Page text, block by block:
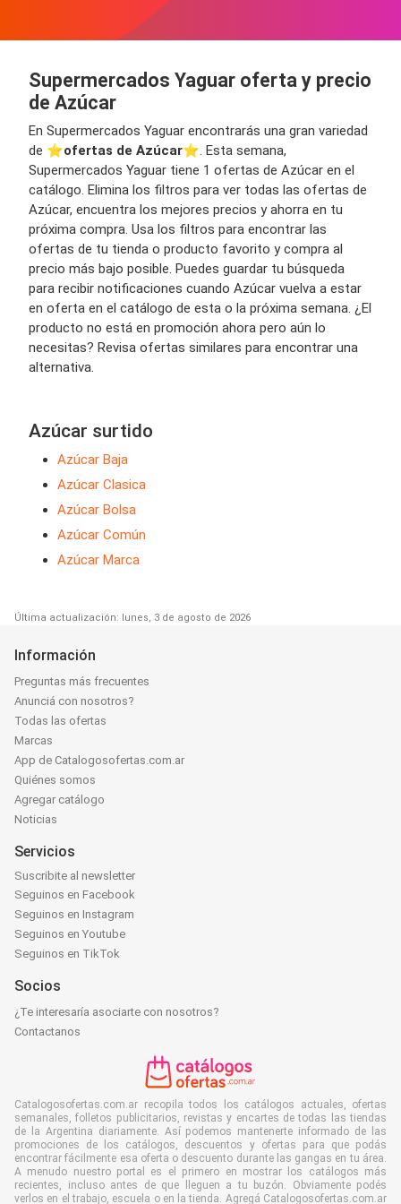
Supermercados Yaguar oferta y precio
de Azúcar
En Supermercados Yaguar encontrarás una gran variedad
de ⭐️ofertas de Azúcar⭐️. Esta semana,
Supermercados Yaguar tiene 1 ofertas de Azúcar en el
catálogo. Elimina los filtros para ver todas las ofertas de
Azúcar, encuentra los mejores precios y ahorra en tu
próxima compra. Usa los filtros para encontrar las
ofertas de tu tienda o producto favorito y compra al
precio más bajo posible. Puedes guardar tu búsqueda
para recibir notificaciones cuando Azúcar vuelva a estar
en oferta en el catálogo de esta o la próxima semana. ¿El
producto no está en promoción ahora pero aún lo
necesitas? Revisa ofertas similares para encontrar una
alternativa.
Azúcar surtido
Azúcar Baja
Azúcar Clasica
Azúcar Bolsa
Azúcar Común
Azúcar Marca
Última actualización: lunes, 3 de agosto de 2026
Información
Preguntas más frecuentes
Anunciá con nosotros?
Todas las ofertas
Marcas
App de Catalogosofertas.com.ar
Quiénes somos
Agregar catálogo
Noticias
Servicios
Suscribite al newsletter
Seguinos en Facebook
Seguinos en Instagram
Seguinos en Youtube
Seguinos en TikTok
Socios
¿Te interesaría asociarte con nosotros?
Contactanos
Catalogosofertas.com.ar recopila todos los catálogos actuales, ofertas
semanales, folletos publicitarios, revistas y encartes de todas las tiendas
de la Argentina diariamente. Así podemos mantenerte informado de las
promociones de los catálogos, descuentos y ofertas para que podás
encontrar fácilmente esa oferta o descuento durante las gangas en tu área.
A menudo nuestro portal es el primero en mostrar los catálogos más
recientes, incluso antes de que lleguen a tu buzón. Obviamente podés
verlos en el trabajo, escuela o en la tienda. Agregá Catalogosofertas.com.ar